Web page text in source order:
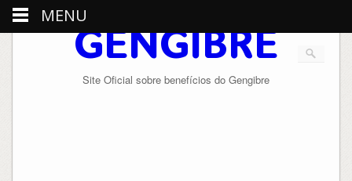
GENGIBRE
Site Oficial sobre benefícios do Gengibre
MENU